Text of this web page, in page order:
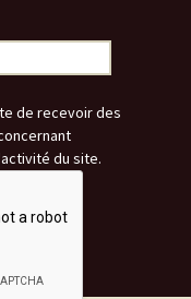
de recevoir des
du site.